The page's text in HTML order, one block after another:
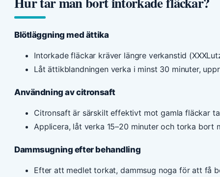
Blötläggning med ättika
Intorkade fläckar kräver längre verkanstid
Låt ättikblandningen verka i minst 30 minuter,
Användning av citronsaft
Citronsaft är särskilt effektivt mot gamla fläckar
Applicera, låt verka 15–20 minuter och torka bort
Dammsugning efter behandling
Efter att medlet torkat, dammsug noga för att få